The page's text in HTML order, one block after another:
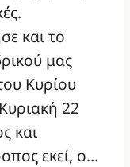
και το
μας
Κυρίου
22
και
εκεί, ο…